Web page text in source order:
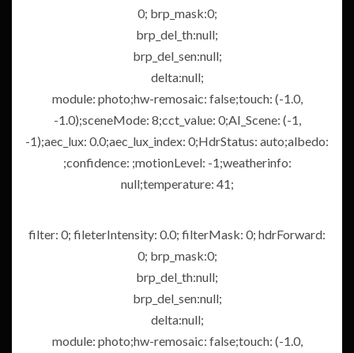
0; brp_mask:0;
brp_del_th:null;
brp_del_sen:null;
delta:null;
module: photo;hw-remosaic: false;touch: (-1.0,
-1.0);sceneMode: 8;cct_value: 0;AI_Scene: (-1,
-1);aec_lux: 0.0;aec_lux_index: 0;HdrStatus: auto;albedo:
;confidence: ;motionLevel: -1;weatherinfo:
null;temperature: 41;
filter: 0; fileterIntensity: 0.0; filterMask: 0; hdrForward:
0; brp_mask:0;
brp_del_th:null;
brp_del_sen:null;
delta:null;
module: photo;hw-remosaic: false;touch: (-1.0,